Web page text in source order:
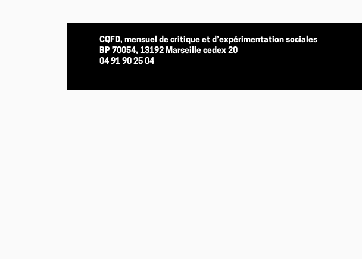
CQFD, mensuel de critique et d’expérimentation sociales
BP 70054, 13192 Marseille cedex 20
04 91 90 25 04